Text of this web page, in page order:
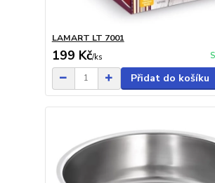
LAMART LT 7001
199 Kč/ks
Přidat do košíku